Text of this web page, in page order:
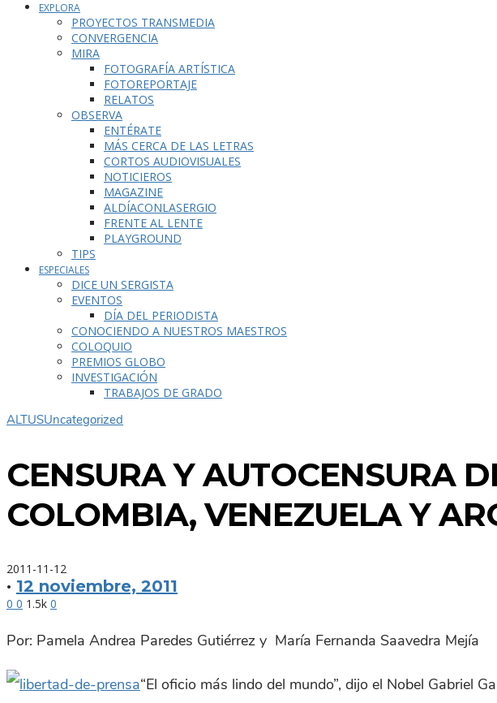
EXPLORA
PROYECTOS TRANSMEDIA
CONVERGENCIA
MIRA
FOTOGRAFÍA ARTÍSTICA
FOTOREPORTAJE
RELATOS
OBSERVA
ENTÉRATE
MÁS CERCA DE LAS LETRAS
CORTOS AUDIOVISUALES
NOTICIEROS
MAGAZINE
ALDÍACONLASERGIO
FRENTE AL LENTE
PLAYGROUND
TIPS
ESPECIALES
DICE UN SERGISTA
EVENTOS
DÍA DEL PERIODISTA
CONOCIENDO A NUESTROS MAESTROS
COLOQUIO
PREMIOS GLOBO
INVESTIGACIÓN
TRABAJOS DE GRADO
ALTUSUncategorized
CENSURA Y AUTOCENSURA
COLOMBIA, VENEZUELA Y
2011-11-12
· 12 noviembre, 2011
0 0 1.5k 0
Por: Pamela Andrea Paredes Gutiérrez y María Fernanda Saavedra Mejía
“El oficio más lindo del mundo”, dijo el Nobel Gabriel